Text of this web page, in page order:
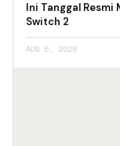
Ini Tanggal
Switch 2
AUG 6, 2026